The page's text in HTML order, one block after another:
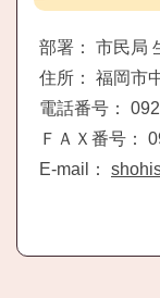
部署： 市民局
住所： 福岡市
電話番号：
ＦＡＸ番号：
E-mail：